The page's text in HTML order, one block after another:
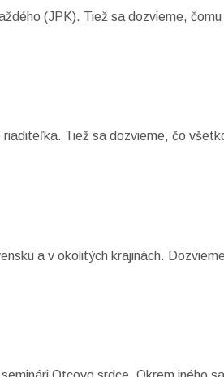
(JPK). Tiež sa dozvieme,
Tiež sa dozvieme, čo
a v okolitých krajinách.